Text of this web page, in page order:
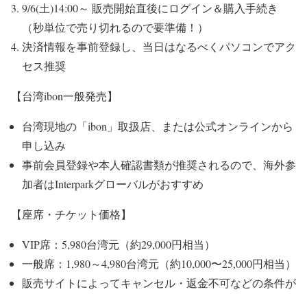
9/6(土)14:00～ 販売開始直後にログイン＆購入手続き
（秒単位で売り切れるので要準備！）
決済情報を事前登録し、当日はなるべくパソコンでアク
セス推奨
【台湾ibon一般発売】
台湾現地の「ibon」取扱店、または公式オンラインから
申し込み
事前会員登録や本人確認書類が推奨されるので、 海外参
加者はInterparkグローバルがおすすめ
【座席・チケット価格】
VIP席：5,980台湾元（約29,000円相当）
一般席：1,980～4,980台湾元（約10,000〜25,000円相当）
販売サイトによってキャンセル・返金不可などの条件が